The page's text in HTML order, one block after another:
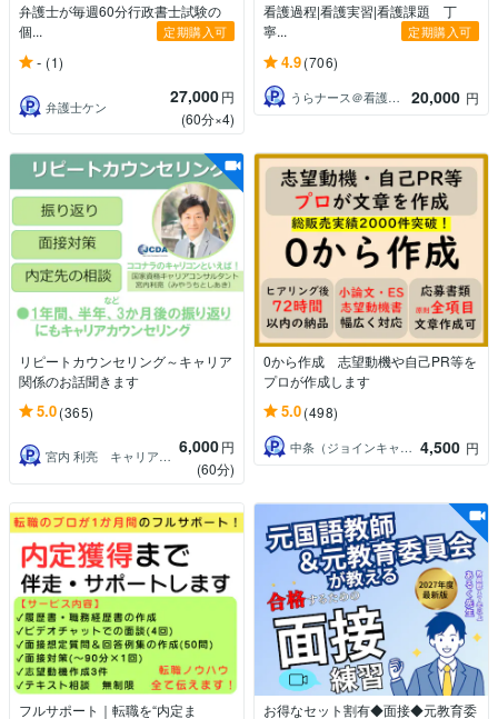
弁護士が毎週60分行政書士試験の
個...
定期購入可
- (1)
弁護士ケン 27,000円
(60分×4)
看護過程|看護実習|看護課題 丁
寧...
定期購入可
4.9(706)
うらナース＠看護過程の達人 20,000 円
リピートカウンセリング～キャリア
関係のお話聞きます
5.0(365)
宮内 利亮 キャリアコンサルタント 6,000円
(60分)
0から作成 志望動機や自己PR等を
プロが作成します
5.0(498)
中条（ジョインキャリアオフィス） 4,500 円
フルサポート｜転職を“内定ま お得なセット割有◆面接◆元教育委